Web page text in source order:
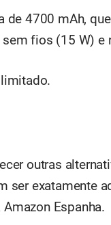
de 4700 mAh,
fios (15 W) e
outras
ser exatamente
Espanha.